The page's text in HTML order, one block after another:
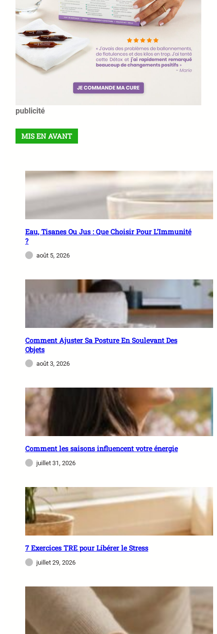
publicité
MIS EN AVANT
Eau, Tisanes Ou Jus : Que Choisir Pour L’Immunité
?
août 5, 2026
Comment Ajuster Sa Posture En Soulevant Des
Objets
août 3, 2026
Comment les saisons influencent votre énergie
juillet 31, 2026
7 Exercices TRE pour Libérer le Stress
juillet 29, 2026